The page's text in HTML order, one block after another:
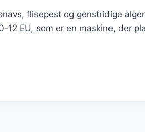
flisepest og genstridige
EU, som er en maskine, der